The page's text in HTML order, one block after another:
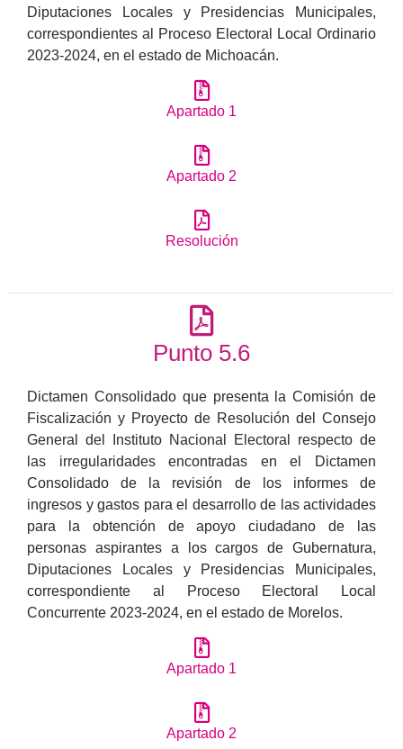
Diputaciones Locales y Presidencias Municipales,
correspondientes al Proceso Electoral Local Ordinario
2023-2024, en el estado de Michoacán.
Apartado 1
Apartado 2
Resolución
Punto 5.6
Dictamen Consolidado que presenta la Comisión de
Fiscalización y Proyecto de Resolución del Consejo
General del Instituto Nacional Electoral respecto de
las irregularidades encontradas en el Dictamen
Consolidado de la revisión de los informes de
ingresos y gastos para el desarrollo de las actividades
para la obtención de apoyo ciudadano de las
personas aspirantes a los cargos de Gubernatura,
Diputaciones Locales y Presidencias Municipales,
correspondiente al Proceso Electoral Local
Concurrente 2023-2024, en el estado de Morelos.
Apartado 1
Apartado 2